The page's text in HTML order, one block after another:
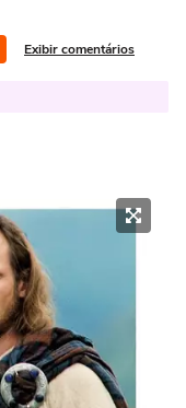
Exibir comentários